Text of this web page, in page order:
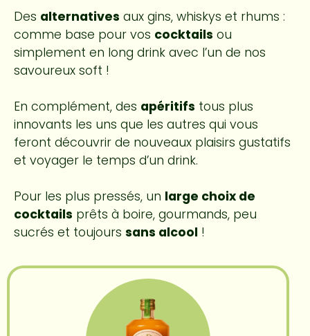
Des alternatives aux gins, whiskys et rhums :
comme base pour vos cocktails ou
simplement en long drink avec l’un de nos
savoureux soft !
En complément, des apéritifs tous plus
innovants les uns que les autres qui vous
feront découvrir de nouveaux plaisirs gustatifs
et voyager le temps d’un drink.
Pour les plus pressés, un large choix de
cocktails prêts à boire, gourmands, peu
sucrés et toujours sans alcool !